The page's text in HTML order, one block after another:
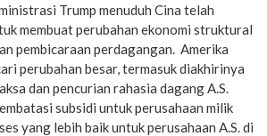
Trump menuduh Cina telah
membuat perubahan ekonomi struktural
pembicaraan perdagangan. Amerika
perubahan besar, termasuk diakhirinya
dan pencurian rahasia dagang A.S.
subsidi untuk perusahaan milik
yang lebih baik untuk perusahaan A.S. di